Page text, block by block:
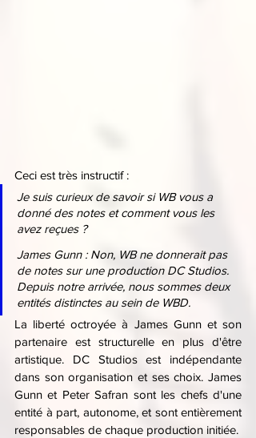
Ceci est très instructif :
Je suis curieux de savoir si WB vous a
donné des notes et comment vous les
avez reçues ?
James Gunn : Non, WB ne donnerait pas
de notes sur une production DC Studios.
Depuis notre arrivée, nous sommes deux
entités distinctes au sein de WBD.
La liberté octroyée à James Gunn et son
partenaire est structurelle en plus d'être
artistique. DC Studios est indépendante
dans son organisation et ses choix. James
Gunn et Peter Safran sont les chefs d'une
entité à part, autonome, et sont entièrement
responsables de chaque production initiée.